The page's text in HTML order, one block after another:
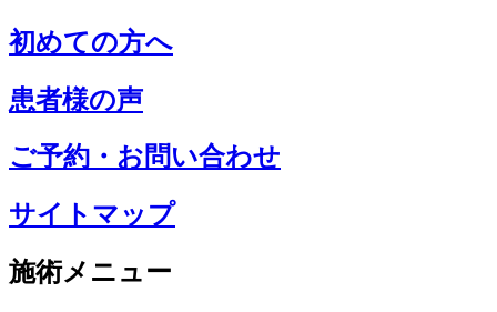
初めての方へ
患者様の声
ご予約・お問い合わせ
サイトマップ
施術メニュー